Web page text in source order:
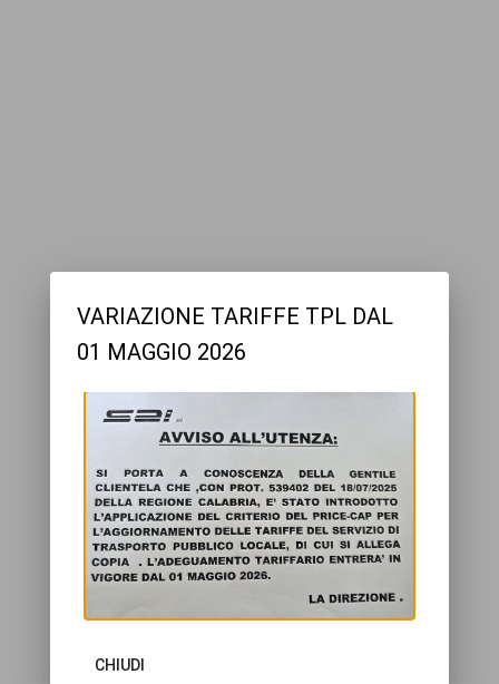
VARIAZIONE TARIFFE TPL DAL
01 MAGGIO 2026
CHIUDI